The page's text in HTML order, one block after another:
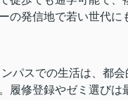
の発信地で若い世代に
パスでの生活は、都
履修登録やゼミ選び